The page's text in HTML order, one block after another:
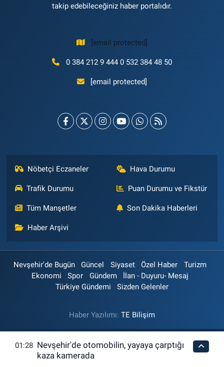
takip edebileceğiniz haber portalıdır.
[email protected]
0 384 212 9 444 0 532 384 48 50
[email protected]
Nöbetçi Eczaneler Hava Durumu
Trafik Durumu Puan Durumu ve Fikstür
Tüm Manşetler Son Dakika Haberleri
Haber Arşivi
Nevşehir'de Bugün Güncel Siyaset Özel Haber
Turizm
Ekonomi
Spor Gündem
İlan - Duyuru- Mesaj
Türkiye Gündemi
Sizden Gelenler
Haber Yazılımı: TE Bilişim
01:28 Nevşehir'de otomobilin, yayaya çarptığı
kaza kamerada